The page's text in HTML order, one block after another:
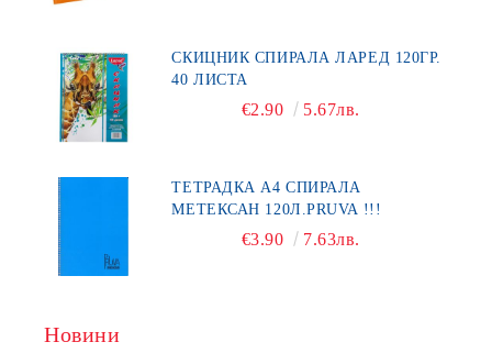
СКИЦНИК СПИРАЛА ЛАРЕД 120ГР.
40 ЛИСТА
€2.90 5.67лв.
ТЕТРАДКА А4 СПИРАЛА
МЕТЕКСАН 120Л.PRUVA !!!
€3.90 7.63лв.
Новини